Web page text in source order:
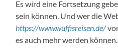
Es wird eine Fort­set­zung
sein kön­nen. Und wer die
https://www.wuffisreisen.de/
es auch mehr wer­den kön­nen.